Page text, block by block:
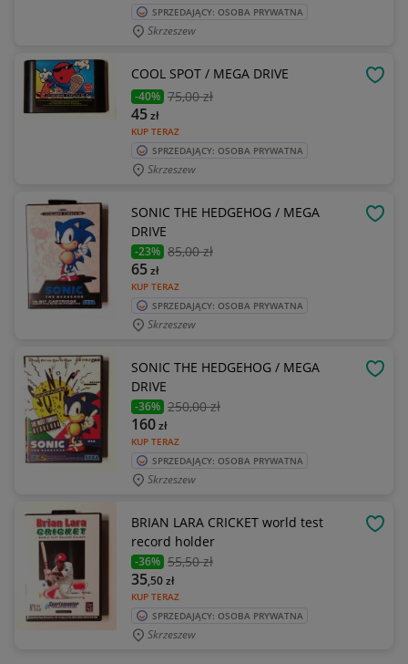
SPRZEDAJĄCY: OSOBA PRYWATNA
Skrzeszew
COOL SPOT / MEGA DRIVE
-40% 75,00 zł
KUP TERAZ
45zł
SPRZEDAJĄCY: OSOBA PRYWATNA
Skrzeszew
SONIC THE HEDGEHOG / MEGA
DRIVE
-23% 85,00 zł
KUP TERAZ
65zł
SPRZEDAJĄCY: OSOBA PRYWATNA
Skrzeszew
SONIC THE HEDGEHOG / MEGA
DRIVE
-36% 250,00 zł
KUP TERAZ
160zł
SPRZEDAJĄCY: OSOBA PRYWATNA
Skrzeszew
BRIAN LARA CRICKET world test
record holder
-36% 55,50 zł
KUP TERAZ
35,50zł
SPRZEDAJĄCY: OSOBA PRYWATNA
Skrzeszew